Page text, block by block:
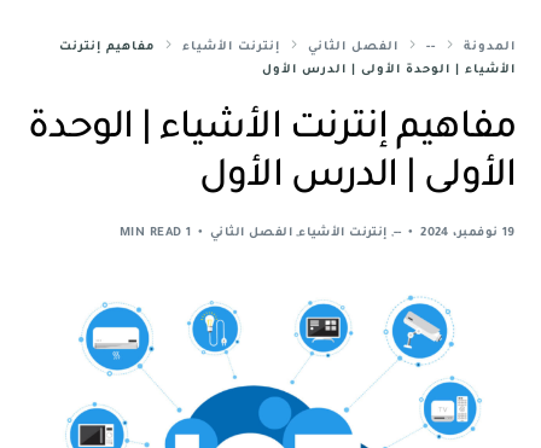
المدونة -- الفصل الثاني إنترنت الأشياء
مفاهيم إنترنت
الأشياء | الوحدة الأولى | الدرس الأول
مفاهيم إنترنت الأشياء | الوحدة
الأولى | الدرس الأول
19 نوفمبر، 2024 --
, إنترنت الأشياء, الفصل الثاني 1 MIN READ